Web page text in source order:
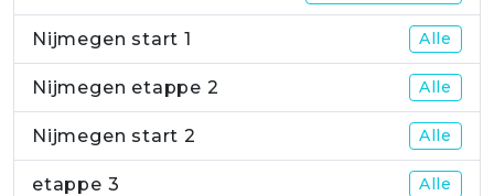
Nijmegen start 1 Alle
Nijmegen etappe 2 Alle
Nijmegen start 2 Alle
etappe 3 Alle